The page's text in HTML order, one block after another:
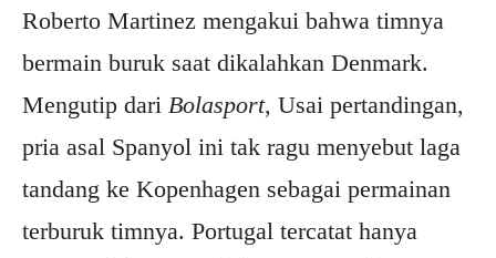
Roberto Martinez mengakui bahwa timnya
bermain buruk saat dikalahkan Denmark.
Mengutip dari Bolasport, Usai pertandingan,
pria asal Spanyol ini tak ragu menyebut laga
tandang ke Kopenhagen sebagai permainan
terburuk timnya. Portugal tercatat hanya